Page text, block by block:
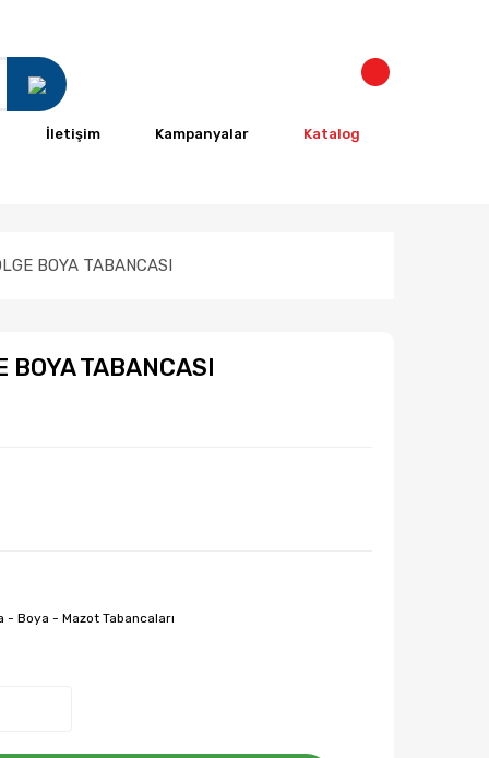
İletişim Kampanyalar Katalog
BOYA TABANCASI
BOYA TABANCASI
- Boya - Mazot Tabancaları